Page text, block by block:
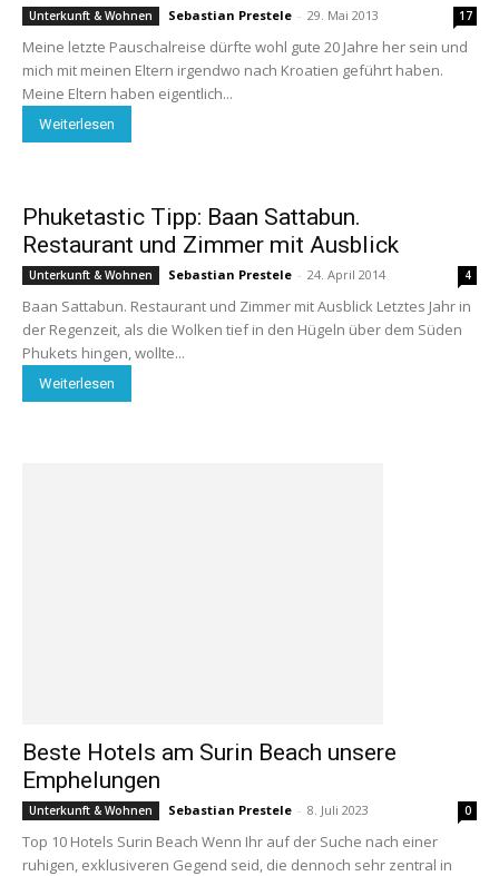
Unterkunft & Wohnen Sebastian Prestele - 29. Mai 2013 17
Meine letzte Pauschalreise dürfte wohl gute 20 Jahre her sein und
mich mit meinen Eltern irgendwo nach Kroatien geführt haben.
Meine Eltern haben eigentlich...
Weiterlesen
Phuketastic Tipp: Baan Sattabun.
Restaurant und Zimmer mit Ausblick
Unterkunft & Wohnen Sebastian Prestele - 24. April 2014 4
Baan Sattabun. Restaurant und Zimmer mit Ausblick Letztes Jahr in
der Regenzeit, als die Wolken tief in den Hügeln über dem Süden
Phukets hingen, wollte...
Weiterlesen
Beste Hotels am Surin Beach unsere
Emphelungen
Unterkunft & Wohnen Sebastian Prestele - 8. Juli 2023 0
Top 10 Hotels Surin Beach Wenn Ihr auf der Suche nach einer
ruhigen, exklusiveren Gegend seid, die dennoch sehr zentral in